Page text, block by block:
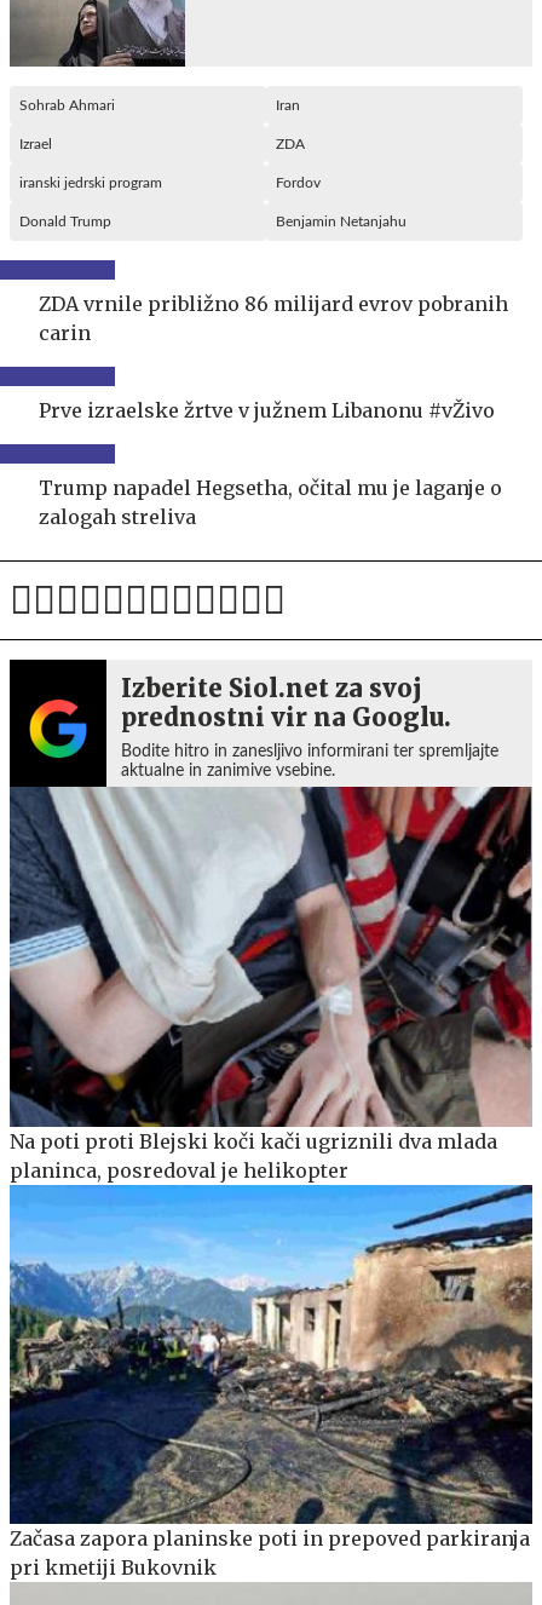
Sohrab Ahmari Iran
Izrael ZDA
iranski jedrski program Fordov
Donald Trump Benjamin Netanjahu
ZDA vrnile približno 86 milijard evrov pobranih
carin
Prve izraelske žrtve v južnem Libanonu #vŽivo
Trump napadel Hegsetha, očital mu je laganje o
zalogah streliva
Izberite Siol.net za svoj
prednostni vir na Googlu.
Bodite hitro in zanesljivo informirani ter spremljajte
aktualne in zanimive vsebine.
Na poti proti Blejski koči kači ugriznili dva mlada
planinca, posredoval je helikopter
Začasa zapora planinske poti in prepoved parkiranja
pri kmetiji Bukovnik